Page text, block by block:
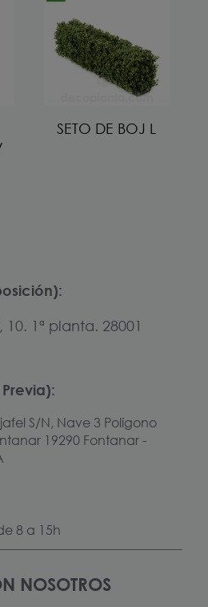
SETO DE BOJ L
1ª planta. 28001
Previa):
S/N, Nave 3 Polígono
19290 Fontanar -
8 a 15h
NOSOTROS